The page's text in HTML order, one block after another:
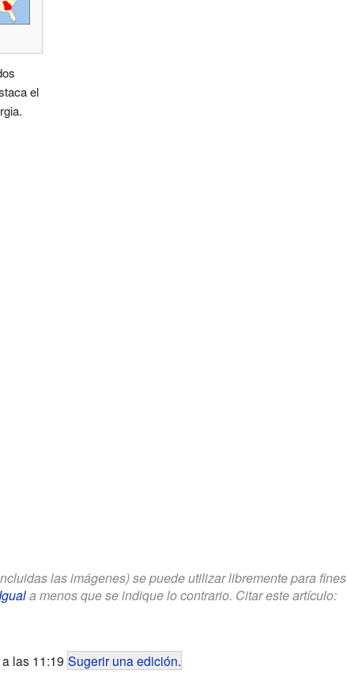
el
las imágenes) se puede utilizar libremente para fines
a menos que se indique lo contrario. Citar este artículo:
las 11:19 Sugerir una edición.